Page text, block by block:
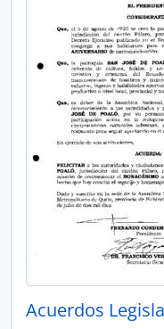
Acuerdos